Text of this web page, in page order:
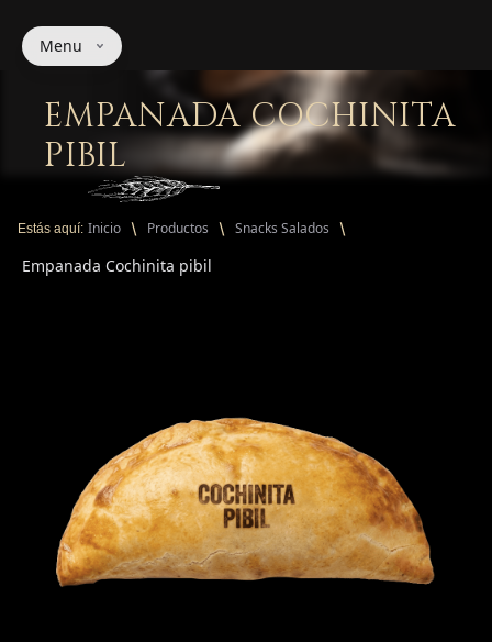
Menu
EMPANADA COCHINITA
PIBIL
Estás aquí: Inicio Productos Snacks Salados
Empanada Cochinita pibil